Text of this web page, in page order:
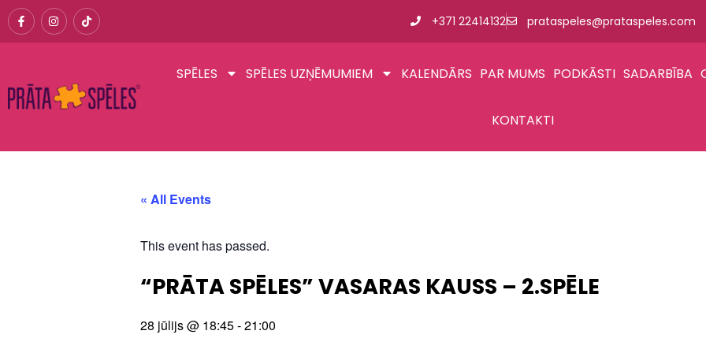
+371 22414132 prataspeles@prataspeles.com
SPĒLES SPĒLES UZŅĒMUMIEM KALENDĀRS PAR MUMS PODKĀSTI SADARBĪBA
KONTAKTI
« All Events
This event has passed.
“PRĀTA SPĒLES” VASARAS KAUSS – 2.SPĒLE
28 jūlijs@ 18:45-21:00